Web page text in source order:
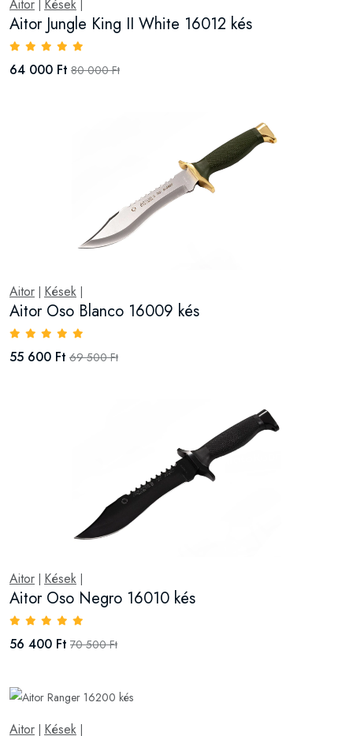
Aitor Kések
Aitor Jungle King II White 16012 kés
64 000 Ft 80 000 Ft
Aitor | Kések |
Aitor Oso Blanco 16009 kés
55 600 Ft 69 500 Ft
Aitor | Kések |
Aitor Oso Negro 16010 kés
56 400 Ft 70 500 Ft
Aitor Kések